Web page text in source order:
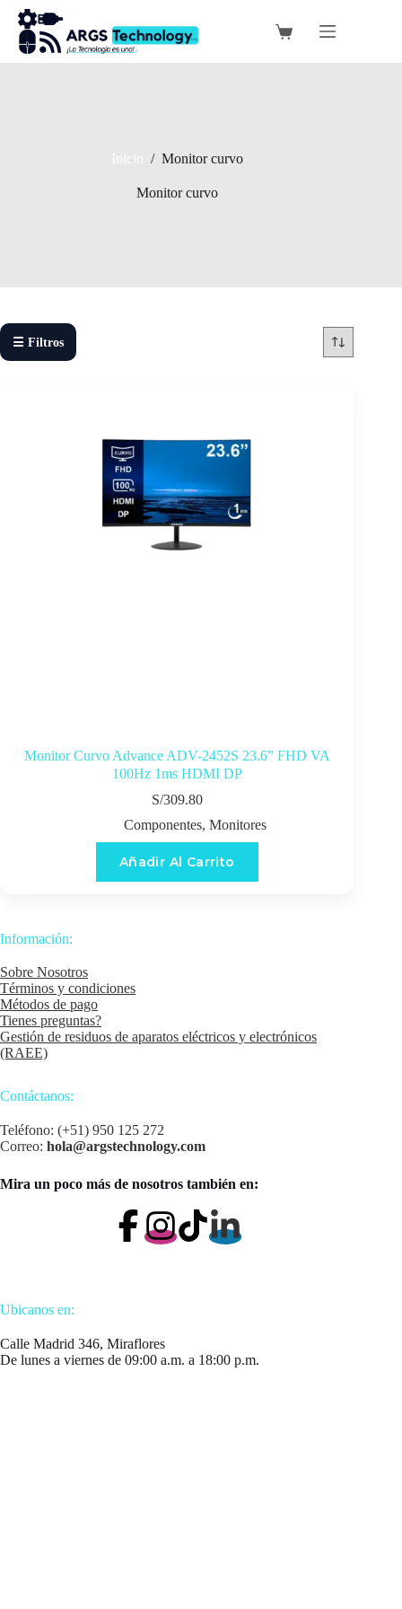
Saltar
contenido
Carro
/ Monitor curvo
Monitor curvo
☰ Filtros
Monitor Curvo Advance ADV-2452S 23.6” FHD VA
100Hz 1ms HDMI DP
S/309.80
Componentes, Monitores
Añadir Al Carrito
Información:
Sobre Nosotros
Términos y condiciones
Métodos de pago
Tienes preguntas?
Gestión de residuos de aparatos eléctricos y electrónicos
(RAEE)
Contáctanos:
Teléfono: (+51) 950 125 272
Correo: hola@argstechnology.com
Mira un poco más de nosotros también en:
Ubicanos en:
Calle Madrid 346, Miraflores
De lunes a viernes de 09:00 a.m. a 18:00 p.m.